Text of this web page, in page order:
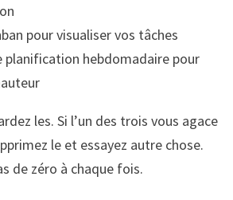
pour visualiser vos tâches
planification hebdomadaire pour
les. Si l’un des trois vous agace
le et essayez autre chose.
de zéro à chaque fois.